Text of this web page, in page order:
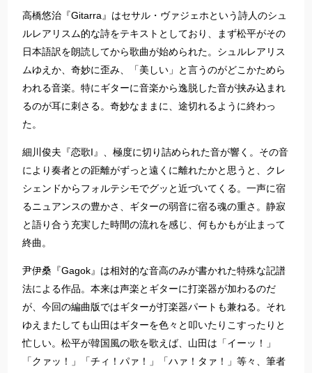
高橋悠治『Gitarra』はセサル・ヴァジェホという詩人のシュ
ルレアリスム的な詩をテキストとしており、まず松平がその
日本語訳を朗読してから歌曲が始められた。シュルレアリス
ムゆえか、奇妙に歪み、「美しい」と言うのがどこかためら
われる音楽。特にギターに音楽から逸脱した音が挟み込まれ
るのが耳に刺さる。奇妙なままに、途切れるように終わっ
た。
細川俊夫『恋歌I』、極度に切り詰められた音が響く。その音
により奏者との距離がずっと遠くに離れたかと思うと、クレ
シェンドからフォルテシモでグッと近づいてくる。一声に宿
るニュアンスの豊かさ、ギターの弱音に宿る魂の重さ。静寂
と語り合う充実した時間の流れを感じ、何もかもが止まって
終曲。
尹伊桑『Gagok』は相対的な音高のみが書かれた特殊な記譜
法による作品。本来は声楽とギターに打楽器が加わるのだ
が、今回の編曲版ではギターが打楽器パートも兼ねる。それ
ゆえまたしても山田はギターを色々と叩いたりこすったりと
忙しい。松平が韓国風の歌を歌えば、山田は「イーッ！」
「クァッ！」「チィ！パァ！」「ハァ！タァ！」等々、筆者